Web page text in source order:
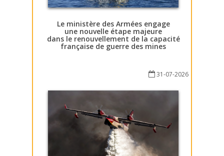
Le ministère des Armées engage
une nouvelle étape majeure
dans le renouvellement de la capacité
française de guerre des mines
31-07-2026